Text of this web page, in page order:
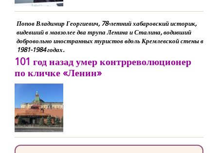
Попов Владимир Георгиевич, 78-летний хабаровский историк,
видевший в мавзолее два трупа Ленина и Сталина, водивший
добровольно иностранных туристов вдоль Кремлевской стены в
1981-1984 годах.
101 год назад умер контрреволюционер
по кличке «Ленин»